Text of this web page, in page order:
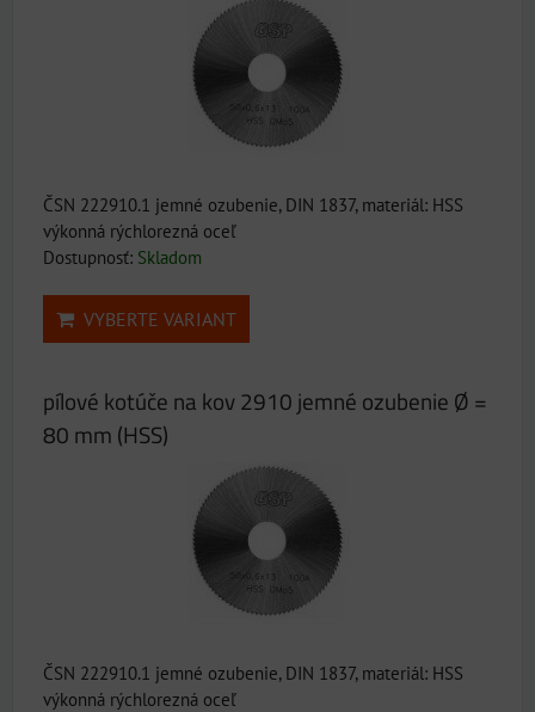
ČSN 222910.1 jemné ozubenie, DIN 1837, materiál: HSS
výkonná rýchlorezná oceľ
Dostupnosť: Skladom
VYBERTE VARIANT
pílové kotúče na kov 2910 jemné ozubenie Ø =
80 mm (HSS)
ČSN 222910.1 jemné ozubenie, DIN 1837, materiál: HSS
výkonná rýchlorezná oceľ